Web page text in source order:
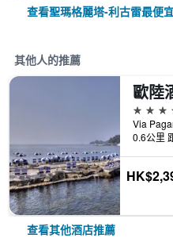
查看聖瑪格麗塔-利古雷最便
其他人的推薦
歐陸
4星級
0.6公里
查看其他酒店推薦